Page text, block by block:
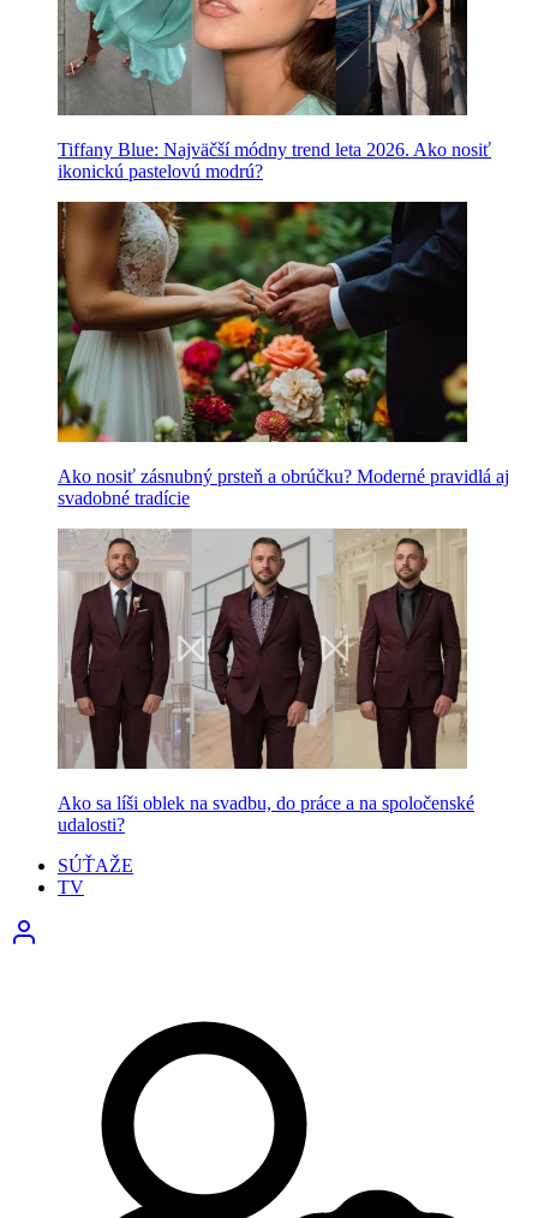
Tiffany Blue: Najväčší módny trend leta 2026. Ako nosiť
ikonickú pastelovú modrú?
Ako nosiť zásnubný prsteň a obrúčku? Moderné pravidlá aj
svadobné tradície
Ako sa líši oblek na svadbu, do práce a na spoločenské
udalosti?
SÚŤAŽE
TV